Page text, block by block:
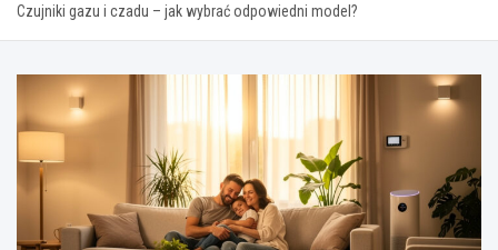
Czujniki gazu i czadu – jak wybrać odpowiedni model?